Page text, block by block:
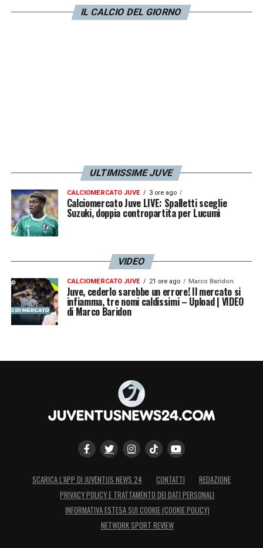
lockdown 2020.IL CALCIO DEL GIORNO
ULTIMISSIME JUVE
CALCIOMERCATO JUVE 3 ore ago
Calciomercato Juve LIVE: Spalletti sceglie
Suzuki, doppia contropartita per Lucumì
VIDEO
CALCIOMERCATO JUVE 21 ore ago Marco Baridon
Juve, cederlo sarebbe un errore! Il mercato si
infiamma, tre nomi caldissimi – Upload | VIDEO
di Marco Baridon
SCARICA L’APP DI JUVENTUS NEWS 24 CONTATTI
REDAZIONE
PRIVACY POLICY E TRATTAMENTO DEI DATI PERSONALI
INFORMATIVA ESTESA SUI COOKIE (COOKIE POLICY)
NETWORK SPORT REVIEW